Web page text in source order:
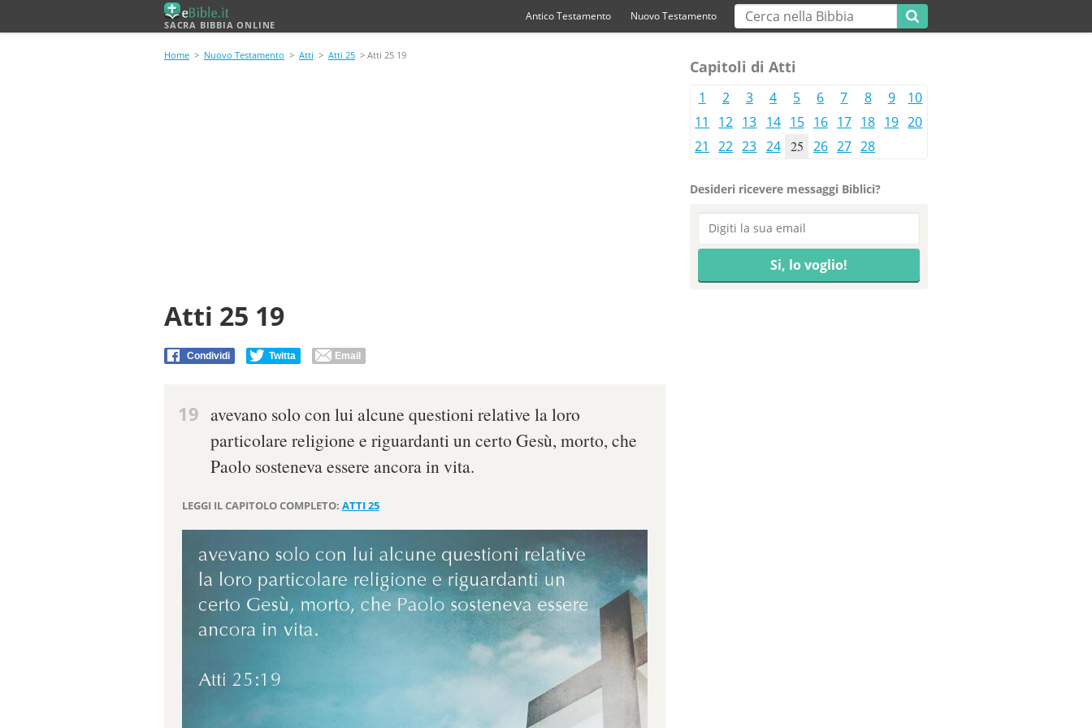
SACRA BIBBIA ONLINE
Antico Testamento Nuovo Testamento
Home > Nuovo Testamento > Atti > Atti 25 > Atti 25 19
Atti 25 19
Condividi Twitta Email
19 avevano solo con lui alcune questioni relative la loro
particolare religione e riguardanti un certo Gesù, morto, che
Paolo sosteneva essere ancora in vita.
LEGGI IL CAPITOLO COMPLETO: ATTI 25
Capitoli di Atti
1 2 3 4 5 6 7 8 9
10
11
12 13 14 15 16 17 18 19 20
21
22 23 24 25 26 27 28
Desideri ricevere messaggi Biblici?